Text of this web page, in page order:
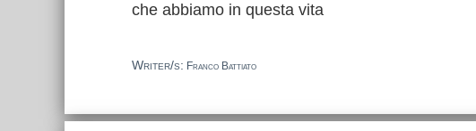
che abbiamo in questa vita
Writer/s: Franco Battiato